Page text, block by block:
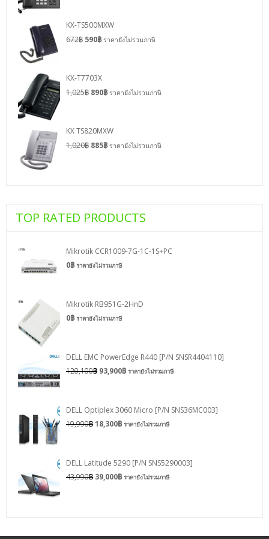
KX-TS500MXW
672฿ 590฿ ราคายังไม่รวมภาษี
KX-T7703X
1,025฿ 890฿ ราคายังไม่รวมภาษี
KX TS820MXW
1,020฿ 885฿ ราคายังไม่รวมภาษี
TOP RATED PRODUCTS
Mikrotik CCR1009-7G-1C-1S+PC
0฿ ราคายังไม่รวมภาษี
Mikrotik RB951G-2HnD
0฿ ราคายังไม่รวมภาษี
DELL EMC PowerEdge R440 [P/N SNSR4404110]
120,100฿ 93,900฿ ราคายังไม่รวมภาษี
DELL Optiplex 3060 Micro [P/N SNS36MC003]
19,990฿18,300฿ ราคายังไม่รวมภาษี
DELL Latitude 5290 [P/N SNS5290003]
43,990฿ 39,000฿ ราคายังไม่รวมภาษี